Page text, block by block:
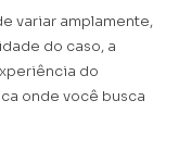
variar amplamente,
do caso, a
do
onde você busca